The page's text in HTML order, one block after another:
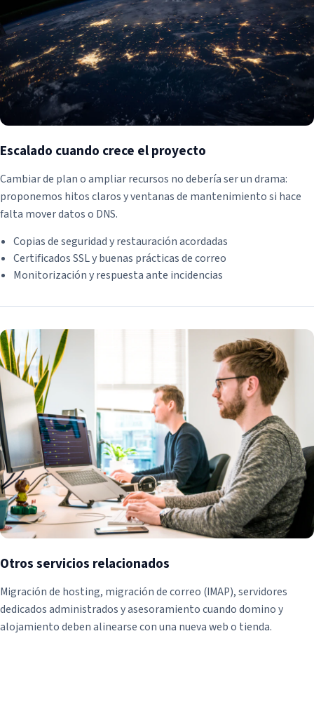
Escalado cuando crece el proyecto
Cambiar de plan o ampliar recursos no debería ser un drama:
proponemos hitos claros y ventanas de mantenimiento si hace
falta mover datos o DNS.
Copias de seguridad y restauración acordadas
Certificados SSL y buenas prácticas de correo
Monitorización y respuesta ante incidencias
Otros servicios relacionados
Migración de hosting, migración de correo (IMAP), servidores
dedicados administrados y asesoramiento cuando domino y
alojamiento deben alinearse con una nueva web o tienda.